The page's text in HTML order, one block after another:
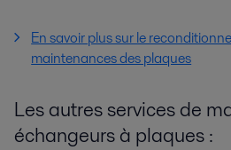
En savoir plus sur le
maintenances des plaques
Les autres services de
échangeurs à plaques :